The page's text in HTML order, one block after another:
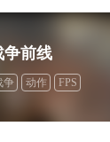
争前线
争 动作 FPS